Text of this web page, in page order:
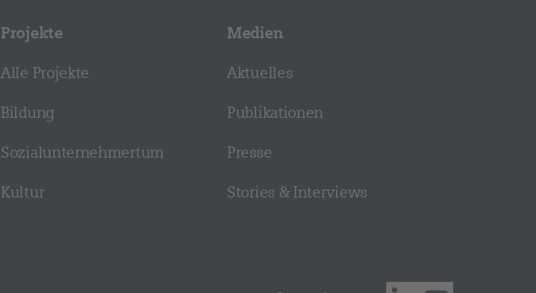
Projekte
Alle Projekte
Bildung
Sozial­­unternehmer­tum
Kultur
Medien
Aktuelles
Publikationen
Presse
Stories & Interviews